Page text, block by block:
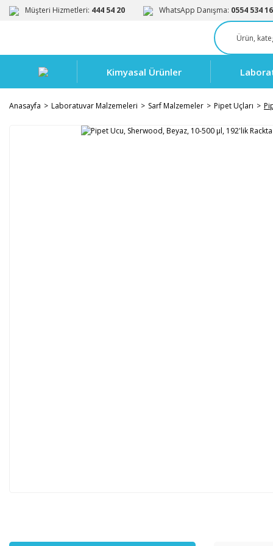
Müşteri Hizmetleri: 444 54 20 WhatsApp Danışma: 0554 534
Kimyasal Ürünler
Anasayfa Laboratuvar Malzemeleri Sarf Malzemeler Pipet Uçları